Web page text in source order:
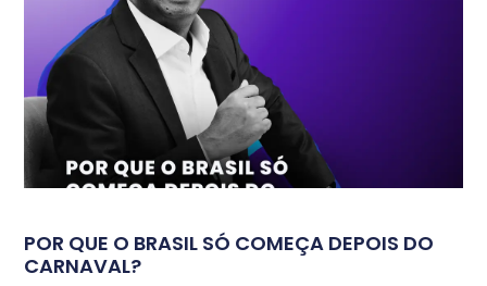
POR QUE O BRASIL SÓ COMEÇA DEPOIS DO
CARNAVAL?